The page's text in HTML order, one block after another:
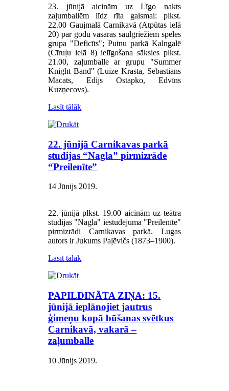
23. jūnijā aicinām uz Līgo nakts
zaļumballēm līdz rīta gaismai: plkst.
22.00 Gaujmalā Carnikavā (Atpūtas ielā
20) par godu vasaras saulgriežiem spēlēs
grupa "Deficīts"; Putnu parkā Kalngalē
(Cīruļu ielā 8) ielīgošana sāksies plkst.
21.00, zaļumballe ar grupu "Summer
Knight Band" (Luīze Krasta, Sebastians
Macats, Edijs Ostapko, Edvīns
Kuzņecovs).
Lasīt tālāk
22. jūnijā Carnikavas parkā
studijas “Nagla” pirmizrāde
“Preilenīte”
14 Jūnijs 2019.
22. jūnijā plkst. 19.00 aicinām uz teātra
studijas "Nagla" iestudējuma "Preilenīte"
pirmizrādi Carnikavas parkā. Lugas
autors ir Jukums Paļēvičs (1873–1900).
Lasīt tālāk
PAPILDINĀTA ZIŅA: 15.
jūnijā ieplānojiet jautrus
ģimeņu kopā būšanas svētkus
Carnikavā, vakarā –
zaļumballe
10 Jūnijs 2019.